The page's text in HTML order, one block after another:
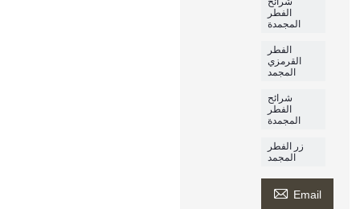
الفطر
المجمدة
الفطر
القرمزي
المجمد
شرائح
الفطر
المجمدة
زر الفطر
المجمد
 Email